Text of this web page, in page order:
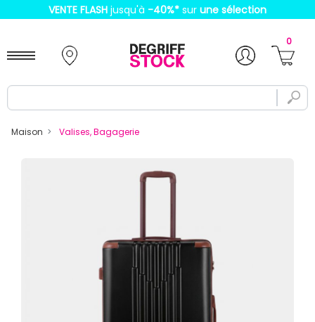
VENTE FLASH jusqu'à -40%* sur une sélection
0
Maison Valises, Bagagerie